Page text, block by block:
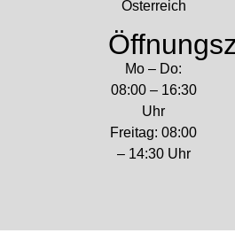
Österreich
Mo – Do:
08:00 – 16:30
Uhr
Freitag: 08:00
– 14:30 Uhr